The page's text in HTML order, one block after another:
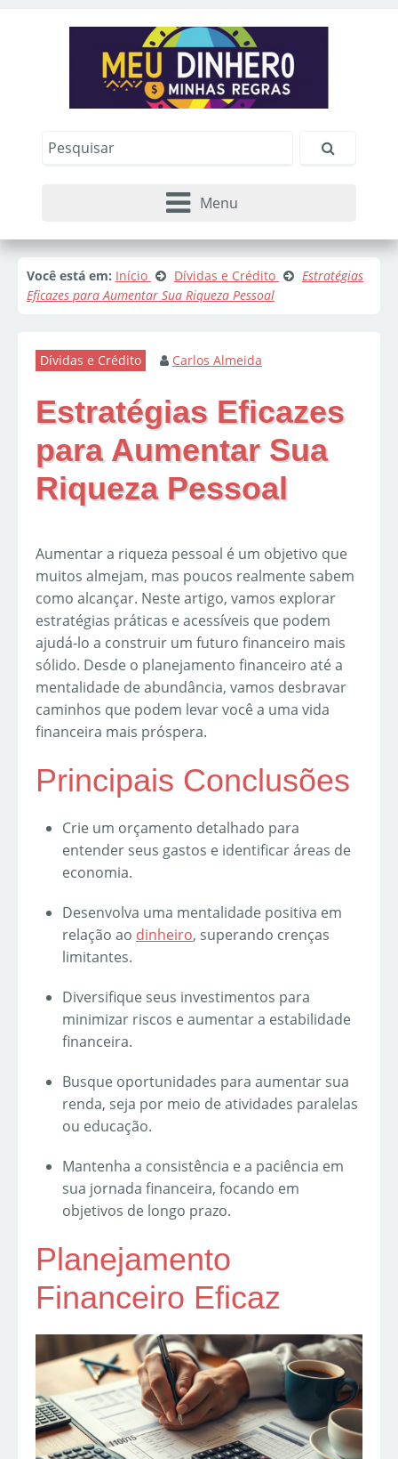
Menu
Você está em: Início Dívidas e Crédito
Estratégias
Eficazes para Aumentar Sua Riqueza Pessoal
Dívidas e Crédito Carlos Almeida
Estratégias Eficazes
para Aumentar Sua
Riqueza Pessoal
Aumentar a riqueza pessoal é um objetivo que
muitos almejam, mas poucos realmente sabem
como alcançar. Neste artigo, vamos explorar
estratégias práticas e acessíveis que podem
ajudá-lo a construir um futuro financeiro mais
sólido. Desde o planejamento financeiro até a
mentalidade de abundância, vamos desbravar
caminhos que podem levar você a uma vida
financeira mais próspera.
Principais Conclusões
Crie um orçamento detalhado para
entender seus gastos e identificar áreas de
economia.
Desenvolva uma mentalidade positiva em
relação ao dinheiro, superando crenças
limitantes.
Diversifique seus investimentos para
minimizar riscos e aumentar a estabilidade
financeira.
Busque oportunidades para aumentar sua
renda, seja por meio de atividades paralelas
ou educação.
Mantenha a consistência e a paciência em
sua jornada financeira, focando em
objetivos de longo prazo.
Planejamento
Financeiro Eficaz